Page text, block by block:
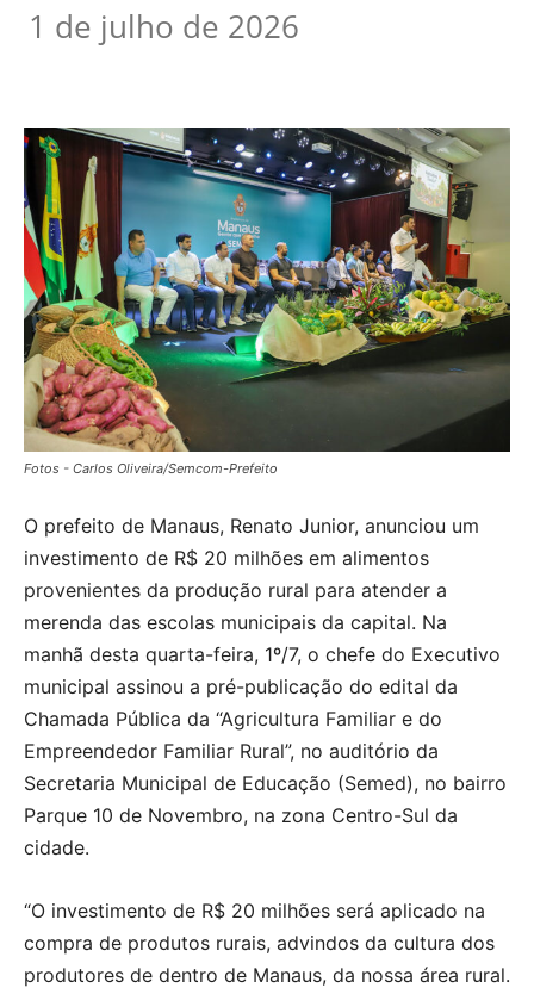
1 de julho de 2026
Fotos - Carlos Oliveira/Semcom-Prefeito
O prefeito de Manaus, Renato Junior, anunciou um
investimento de R$ 20 milhões em alimentos
provenientes da produção rural para atender a
merenda das escolas municipais da capital. Na
manhã desta quarta-feira, 1º/7, o chefe do Executivo
municipal assinou a pré-publicação do edital da
Chamada Pública da “Agricultura Familiar e do
Empreendedor Familiar Rural”, no auditório da
Secretaria Municipal de Educação (Semed), no bairro
Parque 10 de Novembro, na zona Centro-Sul da
cidade.
“O investimento de R$ 20 milhões será aplicado na
compra de produtos rurais, advindos da cultura dos
produtores de dentro de Manaus, da nossa área rural.